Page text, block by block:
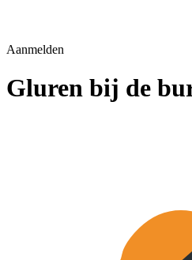
Aanmelden
Gluren bij de